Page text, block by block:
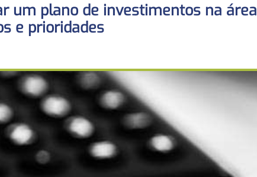
um plano de investimentos na área
e prioridades